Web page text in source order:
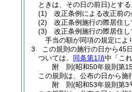
ときは、その日の前日)とする
(1)
改正条例による改正前
(2)
改正条例施行の際居住
(3)
改正条例施行の際居住
手当の額が同項の規定によ
3
この規則の施行の日から45
ついては、 同条第1項中「こ
附 則(昭和50年規則第
この規則は、公布の日から施
附 則(昭和53年規則第3